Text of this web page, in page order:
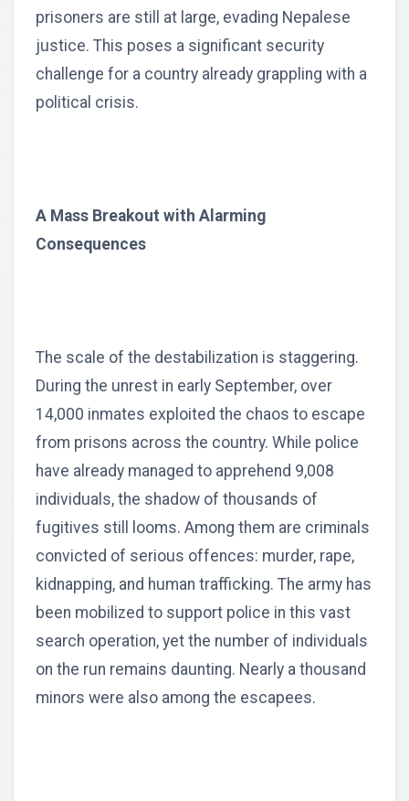
prisoners are still at large, evading Nepalese
justice. This poses a significant security
challenge for a country already grappling with a
political crisis.
A Mass Breakout with Alarming
Consequences
The scale of the destabilization is staggering.
During the unrest in early September, over
14,000 inmates exploited the chaos to escape
from prisons across the country. While police
have already managed to apprehend 9,008
individuals, the shadow of thousands of
fugitives still looms. Among them are criminals
convicted of serious offences: murder, rape,
kidnapping, and human trafficking. The army has
been mobilized to support police in this vast
search operation, yet the number of individuals
on the run remains daunting. Nearly a thousand
minors were also among the escapees.